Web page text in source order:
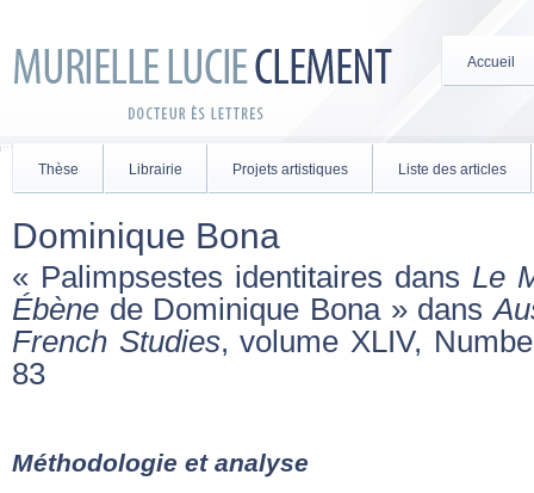
Accueil
Thèse Librairie Projets artistiques Liste des articles
Dominique Bona
« Palimpsestes identitaires dans Le
Ébène de Dominique Bona » dans
French Studies, volume XLIV,
83
Méthodologie et analyse